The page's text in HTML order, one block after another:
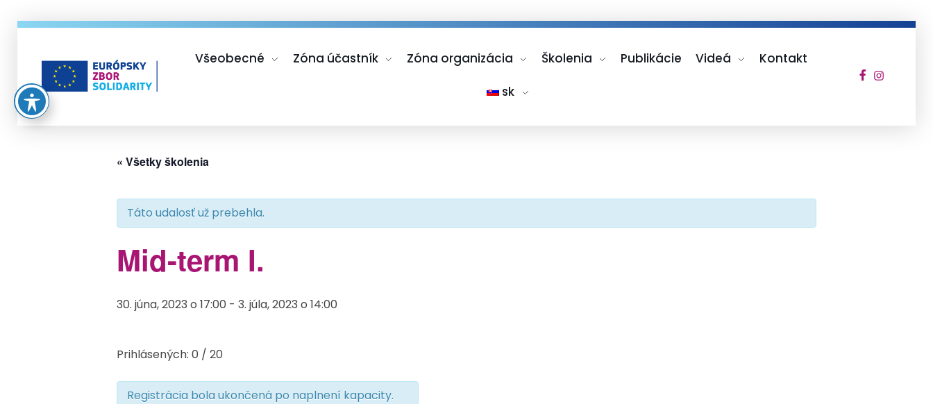
Všeobecné Zóna účastník Zóna organizácia Školenia Publikácie Videá
Kontakt
sk
« Všetky školenia
Táto udalosť už prebehla.
Mid-term I.
30. júna, 2023 o 17:00 - 3. júla, 2023 o 14:00
Prihlásených: 0 / 20
Registrácia bola ukončená po naplnení kapacity.